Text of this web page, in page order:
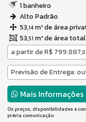
1 banheiro
Alto Padrão
53,14 m² de área
53,51 m² de área total
a partir deR$ 799.887,
Previsão de Entrega:
Mais
Os preços, disponibilidades e
prévia comunicação.